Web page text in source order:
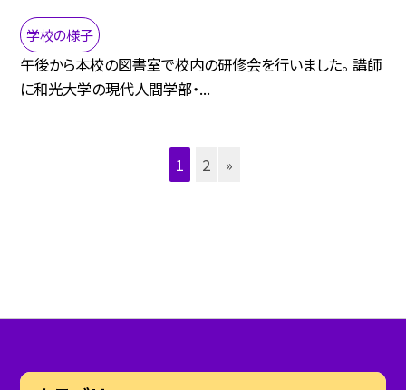
学校の様子
午後から本校の図書室で校内の研修会を行いました。 講師
に和光大学の現代人間学部・...
1 2 »